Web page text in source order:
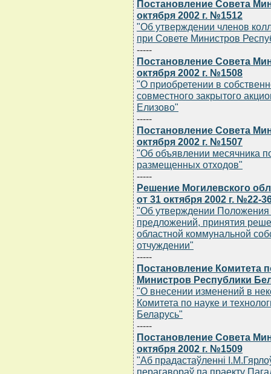
Постановление Совета
октября 2002 г. №1512
"Об утверждении членов
при Совете Министров
-----
Постановление Совета
октября 2002 г. №1508
"О приобретении в
совместного закрытого
Елизово"
-----
Постановление Совета
октября 2002 г. №1507
"Об объявлении месячника
размещенных отходов"
-----
Решение Могилевского
от 31 октября 2002 г. №22-
"Об утверждении Положения
предложений, принятия
областной коммунальной
отчуждении"
-----
Постановление Комитета
Министров Республики
"О внесении изменений в
Комитета по науке и
Беларусь"
-----
Постановление Совета
октября 2002 г. №1509
"Аб прадастаўленнi
перагавораў па праекту